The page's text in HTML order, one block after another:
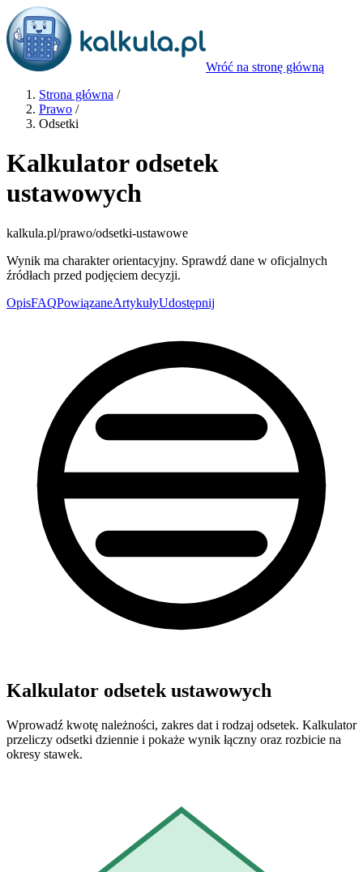
Wróć na stronę główną
Strona główna /
Prawo /
Odsetki
Kalkulator odsetek
ustawowych
kalkula.pl/prawo/odsetki-ustawowe
Wynik ma charakter orientacyjny. Sprawdź dane w oficjalnych
źródłach przed podjęciem decyzji.
OpisFAQPowiązaneArtykułyUdostępnij
Kalkulator odsetek ustawowych
Wprowadź kwotę należności, zakres dat i rodzaj odsetek. Kalkulator
przeliczy odsetki dziennie i pokaże wynik łączny oraz rozbicie na
okresy stawek.